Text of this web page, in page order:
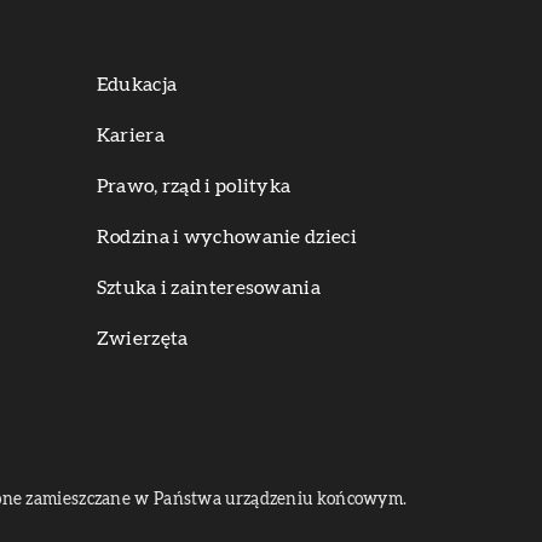
Edukacja
Kariera
Prawo, rząd i polityka
Rodzina i wychowanie dzieci
Sztuka i zainteresowania
Zwierzęta
zamieszczane w Państwa urządzeniu końcowym.